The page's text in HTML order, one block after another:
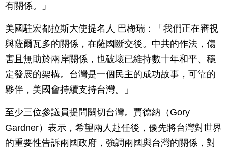
有關係。」
美國駐宏都拉斯大使提名人 巴梅瑞：「我們正在審視
與薩爾瓦多的關係，在薩國斷交後。中共的作法，傷
害且無助於兩岸關係，也破壞已維持數十年和平、穩
定發展的架構。台灣是一個民主的成功故事，可靠的
夥伴，美國會持續支持台灣。」
至少三位參議員提問關切台灣。賈德納（Gory
Gardner）表示，希望兩人赴任後，優先將台灣對世界
的重要性告訴兩國政府，強調兩國與台灣的關係，對